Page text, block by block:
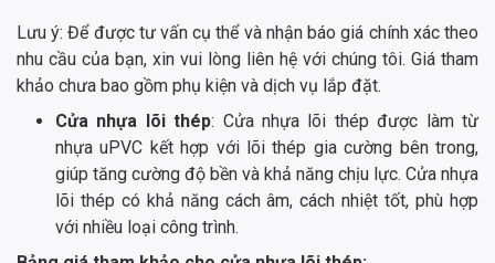
Lưu ý: Để được tư vấn cụ thể và nhận báo giá chính xác theo
nhu cầu của bạn, xin vui lòng liên hệ với chúng tôi. Giá tham
khảo chưa bao gồm phụ kiện và dịch vụ lắp đặt.
Cửa nhựa lõi thép: Cửa nhựa lõi thép được làm từ
nhựa uPVC kết hợp với lõi thép gia cường bên trong,
giúp tăng cường độ bền và khả năng chịu lực. Cửa nhựa
lõi thép có khả năng cách âm, cách nhiệt tốt, phù hợp
với nhiều loại công trình.